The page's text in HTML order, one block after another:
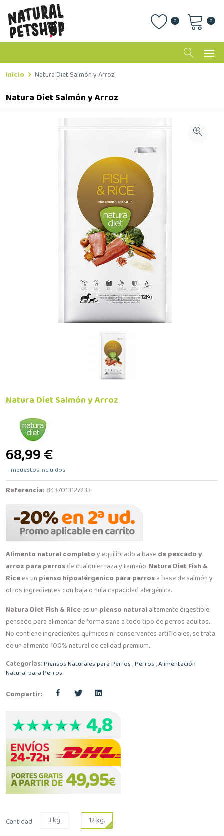
0 0
Inicio Natura Diet Salmón y Arroz
Natura Diet Salmón y Arroz
Natura Diet Salmón y Arroz
68,99 €
Impuestos incluidos
Referencia: 8437013127233
Alimento natural completoy equilibrado a basede pescado y
arroz para perrosde cualquier raza y tamaño.Natura Diet Fish &
Ricees un pienso hipoalérgenico para perrosa base de salmón y
otros ingredientes con baja o nula capacidad alergénica.
Natura Diet Fish & Ricees un pienso naturalaltamente digestible
pensado para alimentar de forma sana a todo tipo de perros adultos.
No contiene ingredientes químicos ni conservantes artificiales, se trata
de un alimento 100% natural de calidad premium.
Categorías:Piensos Naturales para Perros,Perros,Alimentación
Natural para Perros
Compartir:
Cantidad 3 kg. 12 kg.